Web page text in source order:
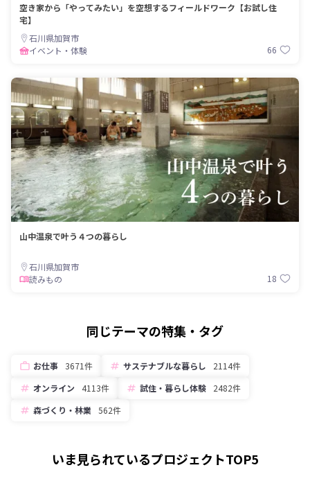
空き家から「やってみたい」を空想するフィールドワーク【お試し住
宅】
石川県加賀市
イベント・体験
66
山中温泉で叶う４つの暮らし
石川県加賀市
読みもの
18
同じテーマの特集・タグ
お仕事 3671件 サステナブルな暮らし
2114件
オンライン
4113件 試住・暮らし体験
2482件
森づくり・林業
562件
いま見られているプロジェクトTOP5